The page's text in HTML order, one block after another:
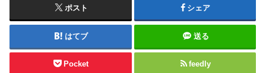
ポスト シェア
はてブ 送る
Pocket feedly